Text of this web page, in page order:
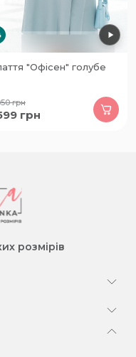
"Офісен" голубе
грн
грн
розмірів